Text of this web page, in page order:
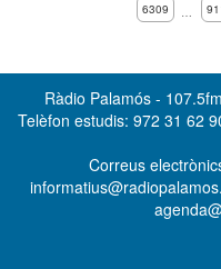
6309
…
Ràdio Palamós -
Telèfon estudis: 972 31 62
Correus